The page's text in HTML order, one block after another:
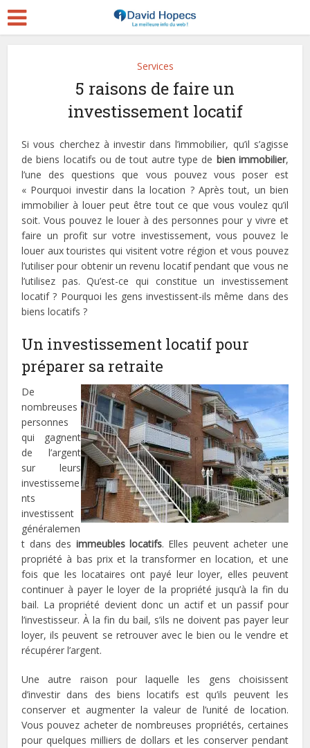
Services
5 raisons de faire un
investissement locatif
Si vous cherchez à investir dans l’immobilier, qu’il s’agisse
de biens locatifs ou de tout autre type de bien immobilier,
l’une des questions que vous pouvez vous poser est
« Pourquoi investir dans la location ? Après tout, un bien
immobilier à louer peut être tout ce que vous voulez qu’il
soit. Vous pouvez le louer à des personnes pour y vivre et
faire un profit sur votre investissement, vous pouvez le
louer aux touristes qui visitent votre région et vous pouvez
l’utiliser pour obtenir un revenu locatif pendant que vous ne
l’utilisez pas. Qu’est-ce qui constitue un investissement
locatif ? Pourquoi les gens investissent-ils même dans des
biens locatifs ?
Un investissement locatif pour
préparer sa retraite
De
nombreuses
personnes
qui gagnent
de l’argent
sur leurs
investisseme
nts
investissent
généralemen
t dans des immeubles locatifs. Elles peuvent acheter une
propriété à bas prix et la transformer en location, et une
fois que les locataires ont payé leur loyer, elles peuvent
continuer à payer le loyer de la propriété jusqu’à la fin du
bail. La propriété devient donc un actif et un passif pour
l’investisseur. À la fin du bail, s’ils ne doivent pas payer leur
loyer, ils peuvent se retrouver avec le bien ou le vendre et
récupérer l’argent.
Une autre raison pour laquelle les gens choisissent
d’investir dans des biens locatifs est qu’ils peuvent les
conserver et augmenter la valeur de l’unité de location.
Vous pouvez acheter de nombreuses propriétés, certaines
pour quelques milliers de dollars et les conserver pendant